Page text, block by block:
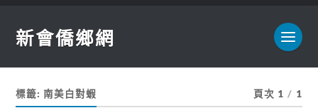
新會僑鄉網
標籤:南美白對蝦 頁次 1 / 1